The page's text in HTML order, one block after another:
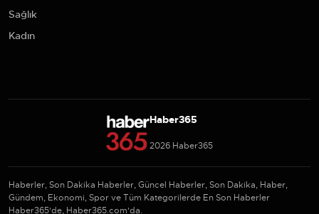
Sağlık
Kadın
Haber365
2026 Haber365
Haberler, Son Dakika Haberler, Güncel Haberler, Son Dakika, Haber,
Gündem, Ekonomi, Spor ve Tüm Kategorilerde En Son Haberler
Haber365'de, Haber365.com'da.